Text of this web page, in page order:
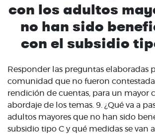
con los adultos
no han sido
con el subsidio
Responder las preguntas elaboradas
comunidad que no fueron
rendición de cuentas, para un mayor
abordaje de los temas. 9. ¿Qué va a
adultos mayores que no han sido
subsidio tipo C y qué medidas se van